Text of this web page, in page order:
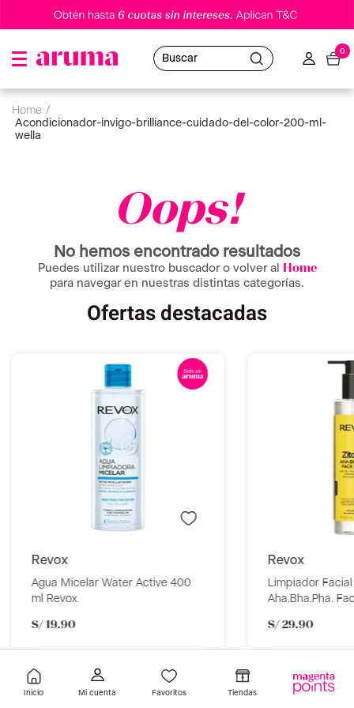
Buscar
0
Inicio Favoritos Tiendas
acondicionador-invigo-brilliance-cuidado-del-color-200-ml-
wella
Oops!
No hemos encontrado resultados
Puedes utilizar nuestro buscador o volver al
Home
para navegar en nuestras distintas categorías.
Ofertas destacadas
revox
Agua Micelar Water Active 400
ml Revox
S/ 19.90
revox
Limpiador
Aha.Bha.Pha.
S/ 29.90